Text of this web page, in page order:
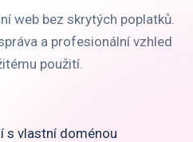
web bez skrytých poplatků.
a profesionální vzhled
použití.
s vlastní doménou